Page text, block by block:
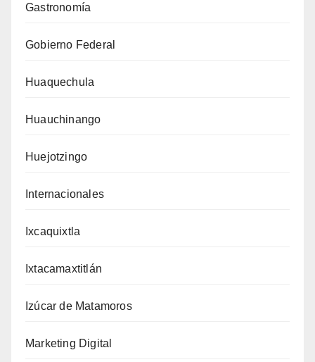
Gastronomía
Gobierno Federal
Huaquechula
Huauchinango
Huejotzingo
Internacionales
Ixcaquixtla
Ixtacamaxtitlán
Izúcar de Matamoros
Marketing Digital